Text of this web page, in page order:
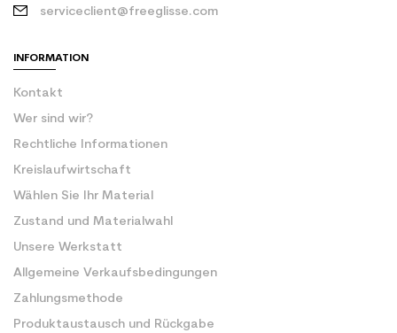
serviceclient@freeglisse.com
INFORMATION
Kontakt
Wer sind wir?
Rechtliche Informationen
Kreislaufwirtschaft
Wählen Sie Ihr Material
Zustand und Materialwahl
Unsere Werkstatt
Allgemeine Verkaufsbedingungen
Zahlungsmethode
Produktaustausch und Rückgabe